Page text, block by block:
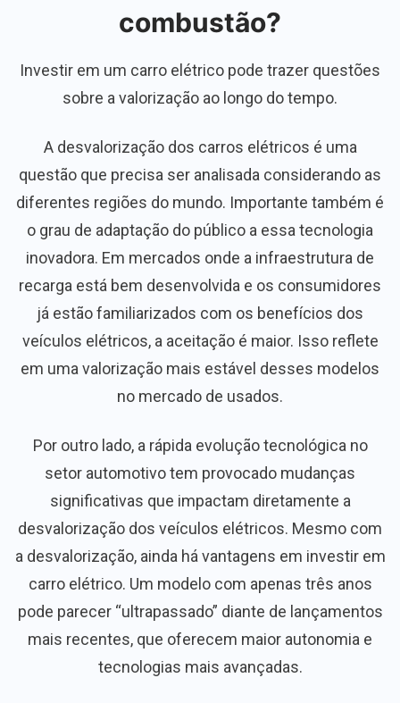
combustão?
Investir em um carro elétrico pode trazer questões
sobre a valorização ao longo do tempo.
A desvalorização dos carros elétricos é uma
questão que precisa ser analisada considerando as
diferentes regiões do mundo. Importante também é
o grau de adaptação do público a essa tecnologia
inovadora. Em mercados onde a infraestrutura de
recarga está bem desenvolvida e os consumidores
já estão familiarizados com os benefícios dos
veículos elétricos, a aceitação é maior. Isso reflete
em uma valorização mais estável desses modelos
no mercado de usados.
Por outro lado, a rápida evolução tecnológica no
setor automotivo tem provocado mudanças
significativas que impactam diretamente a
desvalorização dos veículos elétricos. Mesmo com
a desvalorização, ainda há vantagens em investir em
carro elétrico. Um modelo com apenas três anos
pode parecer “ultrapassado” diante de lançamentos
mais recentes, que oferecem maior autonomia e
tecnologias mais avançadas.